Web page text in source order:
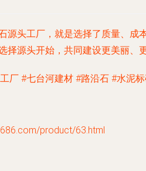
源头工厂，就是选择了质量、
源头开始，共同建设更美丽、
厂 #七台河建材 #路沿石 #水泥标
product/63.html